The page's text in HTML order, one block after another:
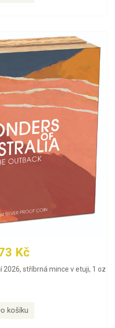
Kč
stříbrná mince v etuji, 1 oz
košíku